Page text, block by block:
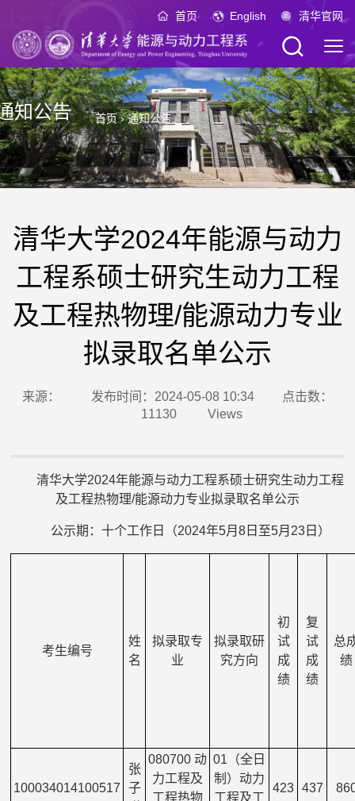
首页 English 清华官网
知公告 首页›通知公告
清华大学2024年能源与动力
工程系硕士研究生动力工程
及工程热物理/能源动力专业
拟录取名单公示
来源： 发布时间：2024-05-08 10:34
点击数：
11130
Views
清华大学2024年能源与动力工程系硕士研究生动力工程
及工程热物理/能源动力专业拟录取名单公示
公示期：十个工作日（2024年5月8日至5月23日）
考生编号
姓
名
拟录取专
业
拟录取研
究方向
初
试
成
绩
复
试
成
绩
总
绩
100034014100517
张
子
080700 动
力工程及
工程热物
01（全日
制）动力
工程及工
423 437